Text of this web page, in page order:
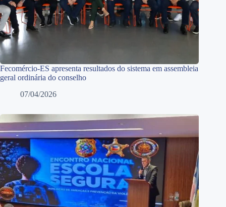
Fecomércio-ES apresenta resultados do sistema em assembleia
geral ordinária do conselho
07/04/2026